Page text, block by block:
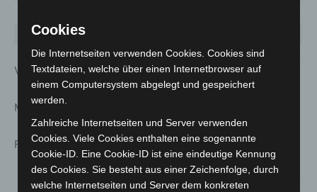
Wunstorf
Verteilung nach Geschlecht
Männer 48 Prozent
Frauen 52 Prozent
Cookies
Die Internetseiten verwenden Cookies. Cookies sind
Textdateien, welche über einen Internetbrowser auf
einem Computersystem abgelegt und gespeichert
werden.
Zahlreiche Internetseiten und Server verwenden
Cookies. Viele Cookies enthalten eine sogenannte
Cookie-ID. Eine Cookie-ID ist eine eindeutige Kennung
des Cookies. Sie besteht aus einer Zeichenfolge, durch
welche Internetseiten und Server dem konkreten